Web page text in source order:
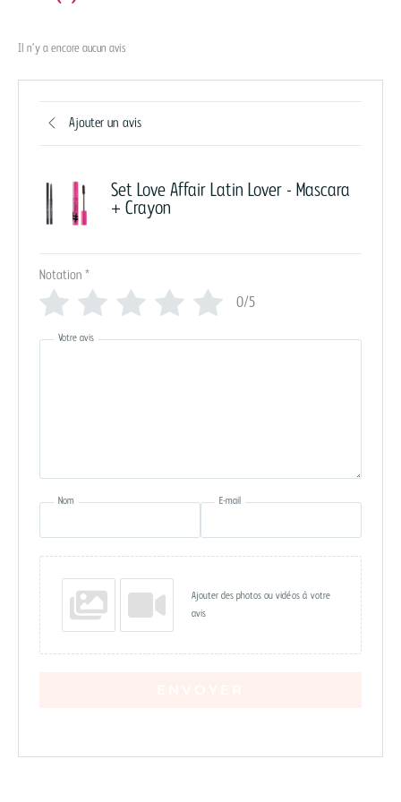
Il n’y a encore aucun avis
Ajouter un avis
Set Love Affair Latin Lover - Mascara
+ Crayon
Notation *
0/5
Votre avis
Nom E-mail
Ajouter des photos ou vidéos à votre
avis